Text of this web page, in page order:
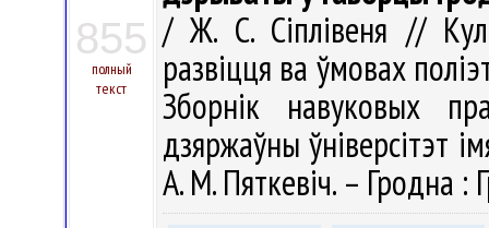
855
полный
текст
/ Ж. С. Сіплівеня //
развіцця ва ўмовах
Зборнік навуковых
дзяржаўны ўніверсітэт
А. М. Пяткевіч. – Гродна